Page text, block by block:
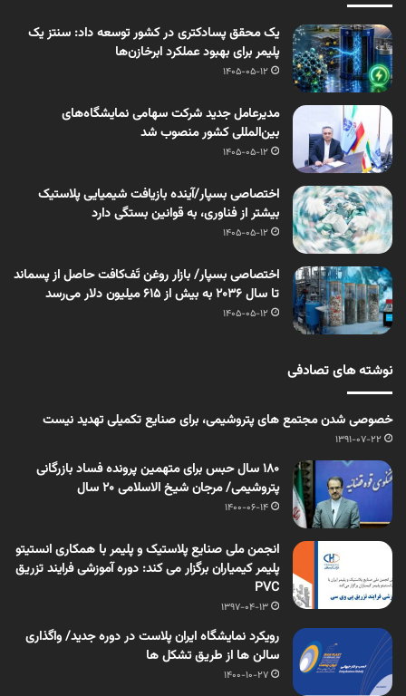
یک محقق پسادکتری در کشور توسعه داد: سنتز یک
پلیمر برای بهبود عملکرد ابرخازن‌ها
1405-05-12
مدیرعامل جدید شرکت سهامی نمایشگاه‌های
بین‌المللی کشور منصوب شد
1405-05-12
اختصاصی بسپار/آینده بازیافت شیمیایی پلاستیک
بیشتر از فناوری، به قوانین بستگی دارد
1405-05-12
اختصاصی بسپار/ بازار روغن تَف‌کافت حاصل از پسماند
تا سال ۲۰۳۶ به بیش از ۶۱۵ میلیون دلار می‌رسد
1405-05-12
نوشته های تصادفی
خصوصی شدن مجتمع های پتروشیمی، برای صنایع تکمیلی تهدید نیست
1391-07-22
۱۸۰ سال حبس برای متهمین پرونده فساد بازرگانی
پتروشیمی/ مرجان شیخ الاسلامی ۲۰ سال
1400-06-14
انجمن ملی صنایع پلاستیک و پلیمر با همکاری انستیتو
پلیمر کیمیاران برگزار می کند: دوره آموزشی فرایند تزریق
PVC
1397-04-13
رویکرد نمایشگاه ایران پلاست در دوره جدید/ واگذاری
سالن ها از طریق تشکل ها
1400-10-27